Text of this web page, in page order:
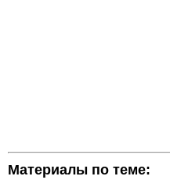
Материалы по теме: